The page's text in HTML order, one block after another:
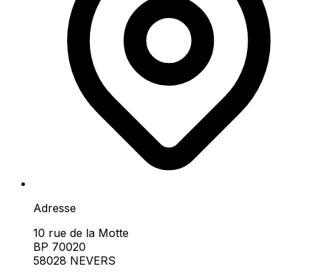
Adresse
10 rue de la Motte
BP 70020
58028 NEVERS